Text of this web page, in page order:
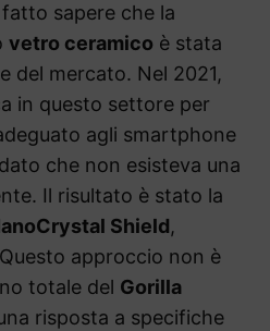
sapere che la
vetro ceramico è stata
del mercato. Nel 2021,
in questo settore per
agli smartphone
che non esisteva una
Il risultato è stato la
Shield,
approccio non è
totale del Gorilla
risposta a specifiche